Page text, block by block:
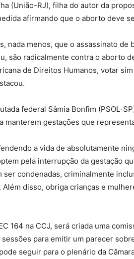
(União-RJ), filha do autor da
afirmando que o aborto deve
nada menos, que o assassinato
são radicalmente contra o aborto
de Direitos Humanos, votar
federal Sâmia Bonfim (PSOL-
manterem gestações que
a vida de absolutamente
pela interrupção da gestação
ser condenadas, criminalmente
Além disso, obriga crianças e
164 na CCJ, será criada uma
para emitir um parecer
seguir para o plenário da